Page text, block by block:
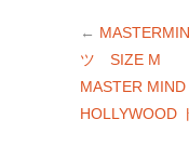
←
ツ SIZE M
MASTER
HOLLYWOOD